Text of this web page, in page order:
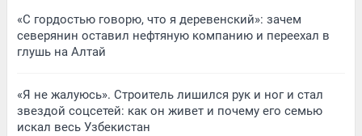
«С гордостью говорю, что я деревенский»: зачем
северянин оставил нефтяную компанию и переехал в
глушь на Алтай
«Я не жалуюсь». Строитель лишился рук и ног и стал
звездой соцсетей: как он живет и почему его семью
искал весь Узбекистан